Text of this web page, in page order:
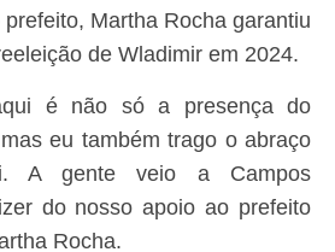
Martha Rocha garantiu
de Wladimir em 2024.
é não só a presença do
eu também trago o abraço
A gente veio a Campos
do nosso apoio ao prefeito
Rocha.